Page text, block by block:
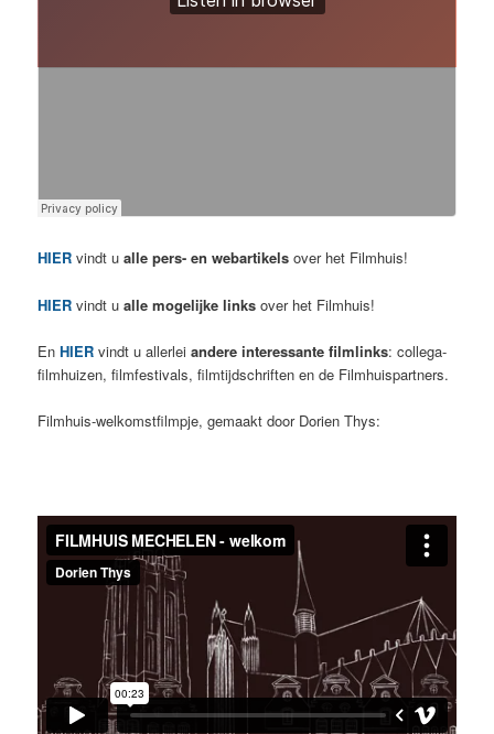
HIER vindt u alle pers- en webartikelsover het Filmhuis!
HIER vindt ualle mogelijke links over het Filmhuis!
EnHIER vindt u allerleiandere interessante filmlinks: collega-
filmhuizen, filmfestivals, filmtijdschriften en de Filmhuispartners.
Filmhuis-welkomstfilmpje, gemaakt door Dorien Thys: